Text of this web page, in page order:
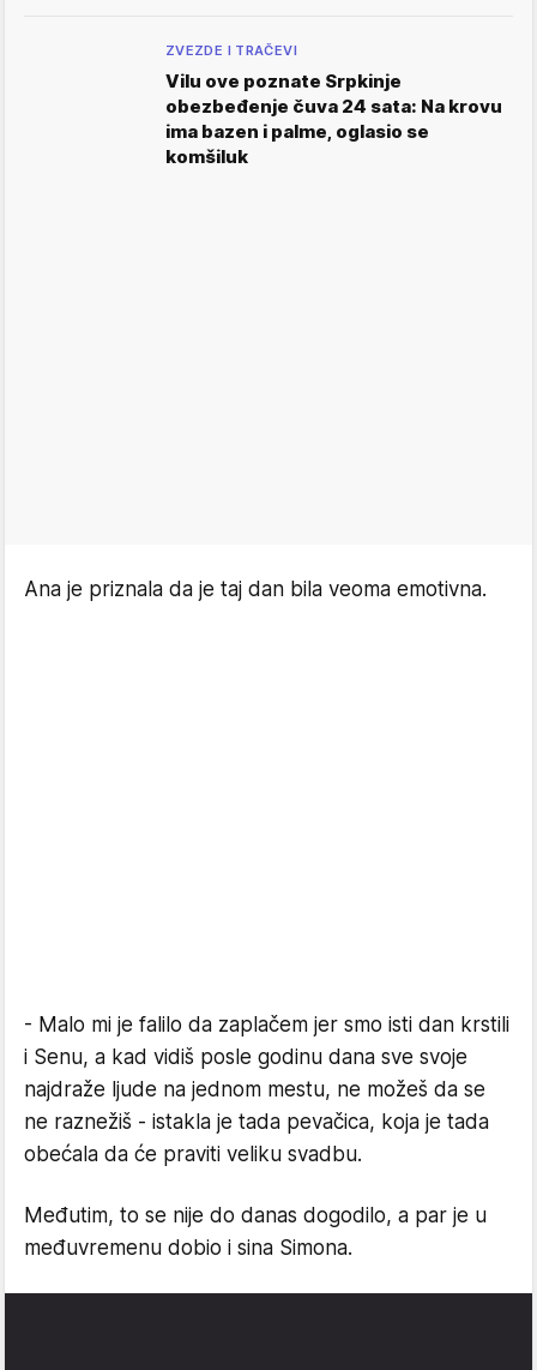
ZVEZDE I TRAČEVI
Vilu ove poznate Srpkinje
obezbeđenje čuva 24 sata: Na krovu
ima bazen i palme, oglasio se
komšiluk
Ana je priznala da je taj dan bila veoma emotivna.
- Malo mi je falilo da zaplačem jer smo isti dan krstili
i Senu, a kad vidiš posle godinu dana sve svoje
najdraže ljude na jednom mestu, ne možeš da se
ne raznežiš - istakla je tada pevačica, koja je tada
obećala da će praviti veliku svadbu.
Međutim, to se nije do danas dogodilo, a par je u
međuvremenu dobio i sina Simona.